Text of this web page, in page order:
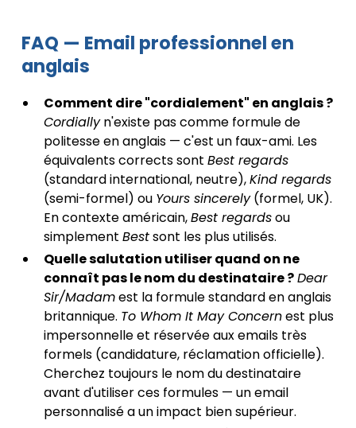
FAQ — Email professionnel en
anglais
Comment dire "cordialement" en anglais ?
Cordiallyn'existe pas comme formule de
politesse en anglais — c'est un faux-ami. Les
équivalents corrects sont Best regards
(standard international, neutre),Kind regards
(semi-formel) ou Yours sincerely(formel, UK).
En contexte américain,Best regardsou
simplement Bestsont les plus utilisés.
Quelle salutation utiliser quand on ne
connaît pas le nom du destinataire ?Dear
Sir/Madamest la formule standard en anglais
britannique. To Whom It May Concernest plus
impersonnelle et réservée aux emails très
formels (candidature, réclamation officielle).
Cherchez toujours le nom du destinataire
avant d'utiliser ces formules — un email
personnalisé a un impact bien supérieur.